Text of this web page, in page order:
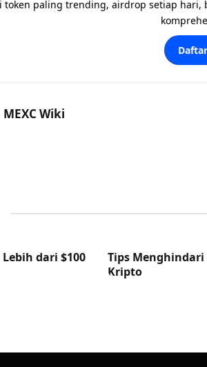
token paling trending, airdrop setiap hari,
Daftar
MEXC Wiki
dari $100
Tips Menghindari
Kripto